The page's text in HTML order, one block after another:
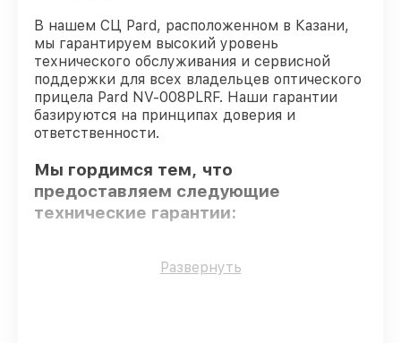
В нашем СЦ Pard, расположенном в Казани,
мы гарантируем высокий уровень
технического обслуживания и сервисной
поддержки для всех владельцев оптического
прицела Pard NV-008PLRF. Наши гарантии
базируются на принципах доверия и
ответственности.
Мы гордимся тем, что
предоставляем следующие
технические гарантии:
Оригинальные детали– для всех видов
Развернуть